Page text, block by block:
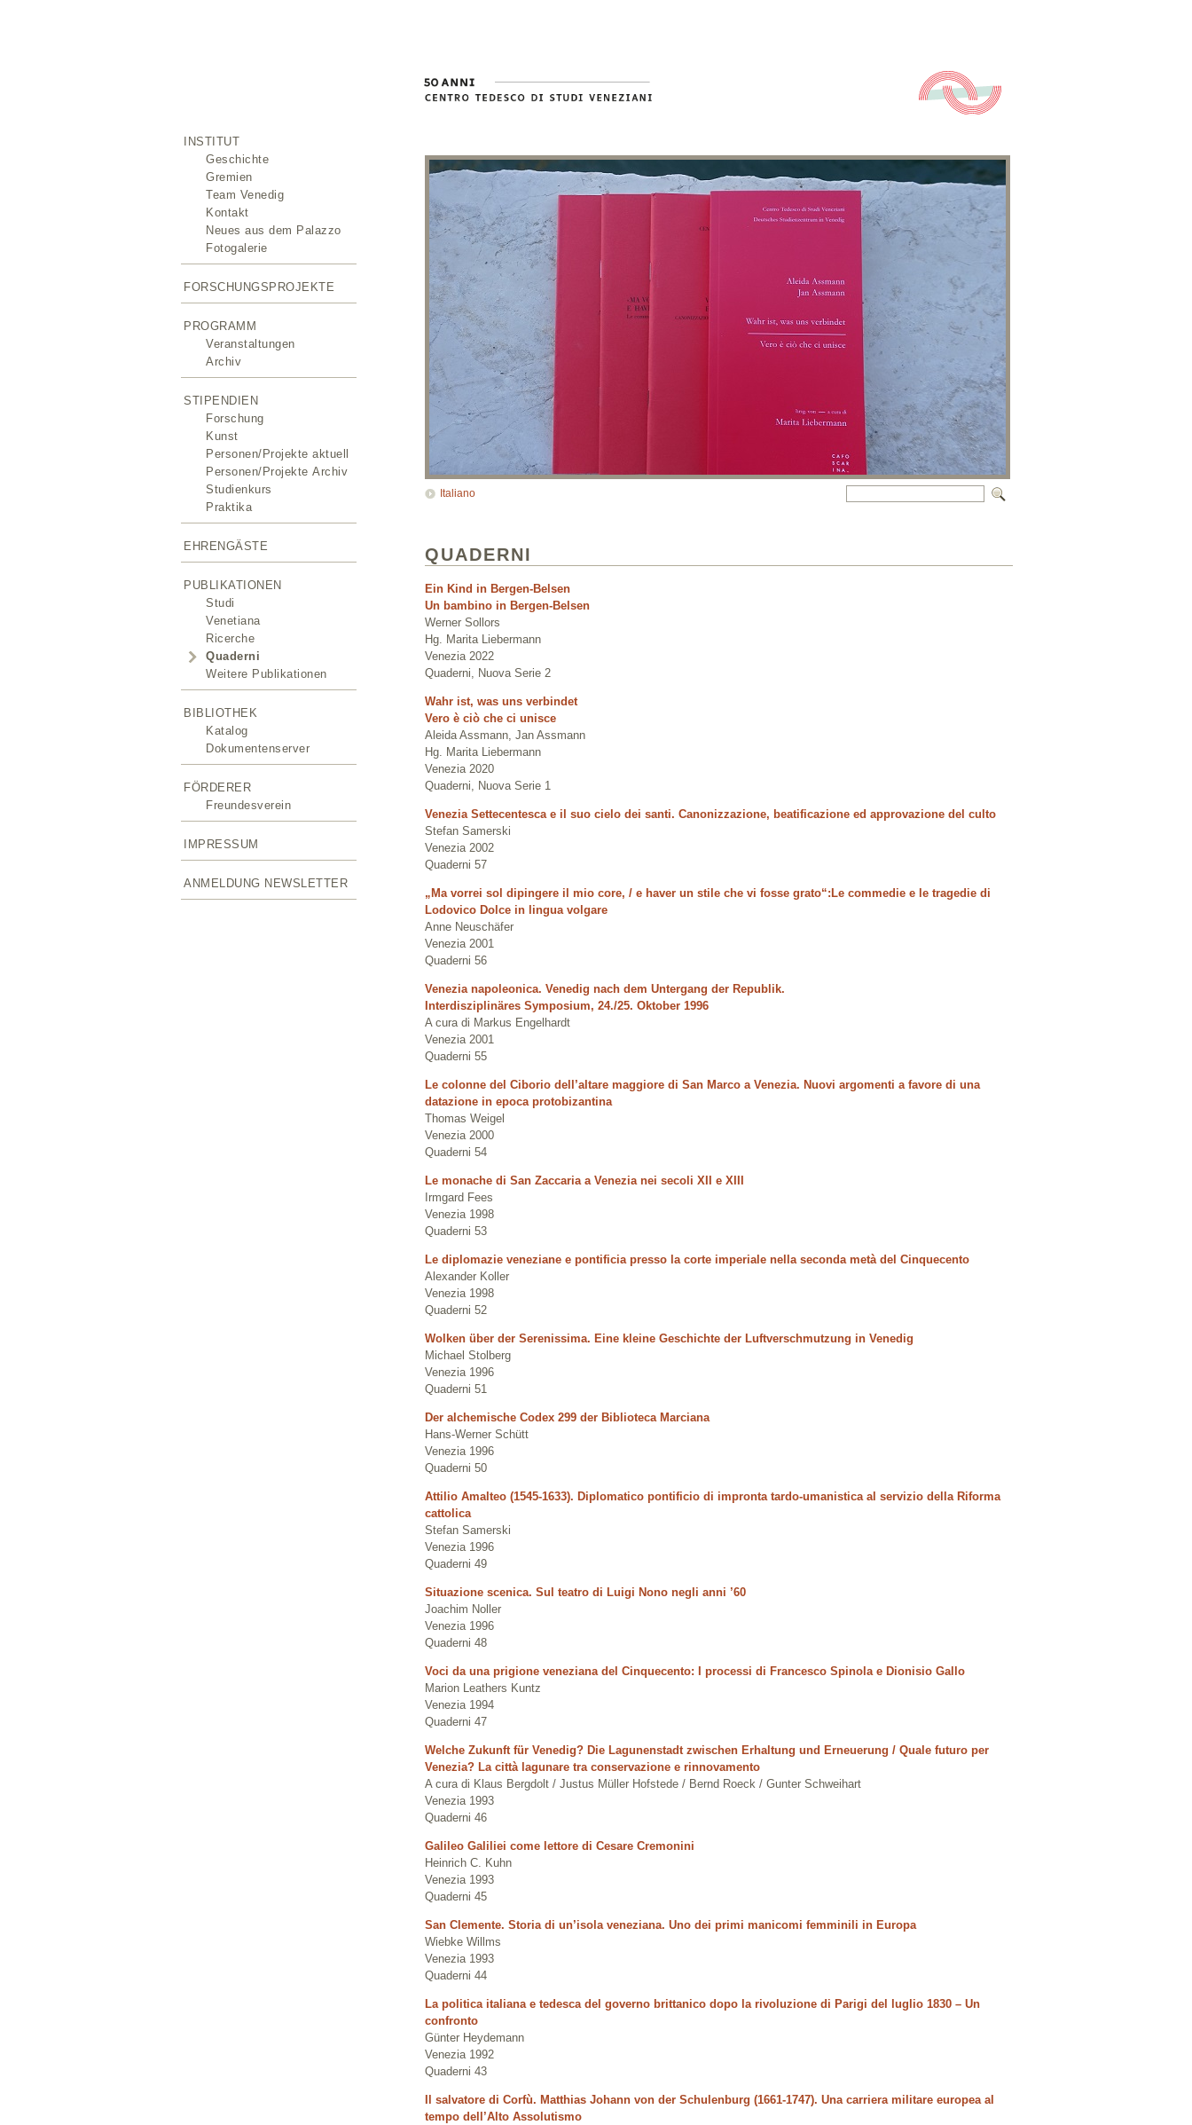
INSTITUT
Geschichte
Gremien
Team Venedig
Kontakt
Neues aus dem Palazzo
Fotogalerie
FORSCHUNGSPROJEKTE
PROGRAMM
Veranstaltungen
Archiv
STIPENDIEN
Forschung
Kunst
Personen/Projekte aktuell
Personen/Projekte Archiv
Studienkurs
Praktika
EHRENGÄSTE
PUBLIKATIONEN
Studi
Venetiana
Ricerche
Quaderni
Weitere Publikationen
BIBLIOTHEK
Katalog
Dokumentenserver
FÖRDERER
Freundesverein
IMPRESSUM
ANMELDUNG NEWSLETTER
Italiano
QUADERNI
Ein Kind in Bergen-Belsen
Un bambino in Bergen-Belsen
Werner Sollors
Hg. Marita Liebermann
Venezia 2022
Quaderni, Nuova Serie 2
Wahr ist, was uns verbindet
Vero è ciò che ci unisce
Aleida Assmann, Jan Assmann
Hg. Marita Liebermann
Venezia 2020
Quaderni, Nuova Serie 1
Venezia Settecentesca e il suo cielo dei santi. Canonizzazione, beatificazione ed approvazione del culto
Stefan Samerski
Venezia 2002
Quaderni 57
„Ma vorrei sol dipingere il mio core, / e haver un stile che vi fosse grato“:Le commedie e le tragedie di
Lodovico Dolce in lingua volgare
Anne Neuschäfer
Venezia 2001
Quaderni 56
Venezia napoleonica. Venedig nach dem Untergang der Republik.
Interdisziplinäres Symposium, 24./25. Oktober 1996
A cura di Markus Engelhardt
Venezia 2001
Quaderni 55
Le colonne del Ciborio dell’altare maggiore di San Marco a Venezia. Nuovi argomenti a favore di una
datazione in epoca protobizantina
Thomas Weigel
Venezia 2000
Quaderni 54
Le monache di San Zaccaria a Venezia nei secoli XII e XIII
Irmgard Fees
Venezia 1998
Quaderni 53
Le diplomazie veneziane e pontificia presso la corte imperiale nella seconda metà del Cinquecento
Alexander Koller
Venezia 1998
Quaderni 52
Wolken über der Serenissima. Eine kleine Geschichte der Luftverschmutzung in Venedig
Michael Stolberg
Venezia 1996
Quaderni 51
Der alchemische Codex 299 der Biblioteca Marciana
Hans-Werner Schütt
Venezia 1996
Quaderni 50
Attilio Amalteo (1545-1633). Diplomatico pontificio di impronta tardo-umanistica al servizio della Riforma
cattolica
Stefan Samerski
Venezia 1996
Quaderni 49
Situazione scenica. Sul teatro di Luigi Nono negli anni ’60
Joachim Noller
Venezia 1996
Quaderni 48
Voci da una prigione veneziana del Cinquecento: I processi di Francesco Spinola e Dionisio Gallo
Marion Leathers Kuntz
Venezia 1994
Quaderni 47
Welche Zukunft für Venedig? Die Lagunenstadt zwischen Erhaltung und Erneuerung / Quale futuro per
Venezia? La città lagunare tra conservazione e rinnovamento
A cura di Klaus Bergdolt / Justus Müller Hofstede / Bernd Roeck / Gunter Schweihart
Venezia 1993
Quaderni 46
Galileo Galiliei come lettore di Cesare Cremonini
Heinrich C. Kuhn
Venezia 1993
Quaderni 45
San Clemente. Storia di un’isola veneziana. Uno dei primi manicomi femminili in Europa
Wiebke Willms
Venezia 1993
Quaderni 44
La politica italiana e tedesca del governo brittanico dopo la rivoluzione di Parigi del luglio 1830 – Un
confronto
Günter Heydemann
Venezia 1992
Quaderni 43
Il salvatore di Corfù. Matthias Johann von der Schulenburg (1661-1747). Una carriera militare europea al
tempo dell’Alto Assolutismo